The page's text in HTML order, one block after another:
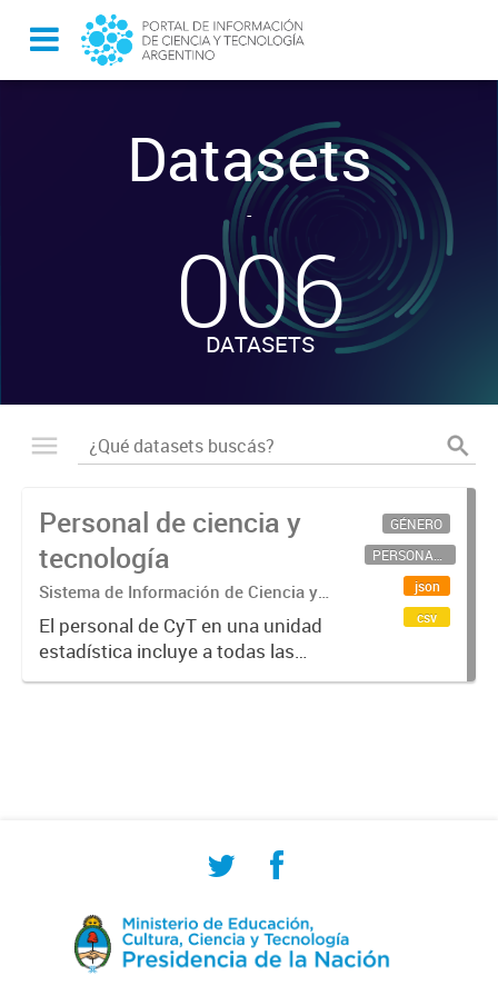
Datasets
-
006
DATASETS
Personal de ciencia y
tecnología
Sistema de Información de Ciencia y
Tecnología Argentino (SICYTAR)
El personal de CyT en una unidad
estadística incluye a todas las
personas involucradas
GÉNERO
PERSONAL CIENTÍFICO-TECNOLÓGICO
json
csv